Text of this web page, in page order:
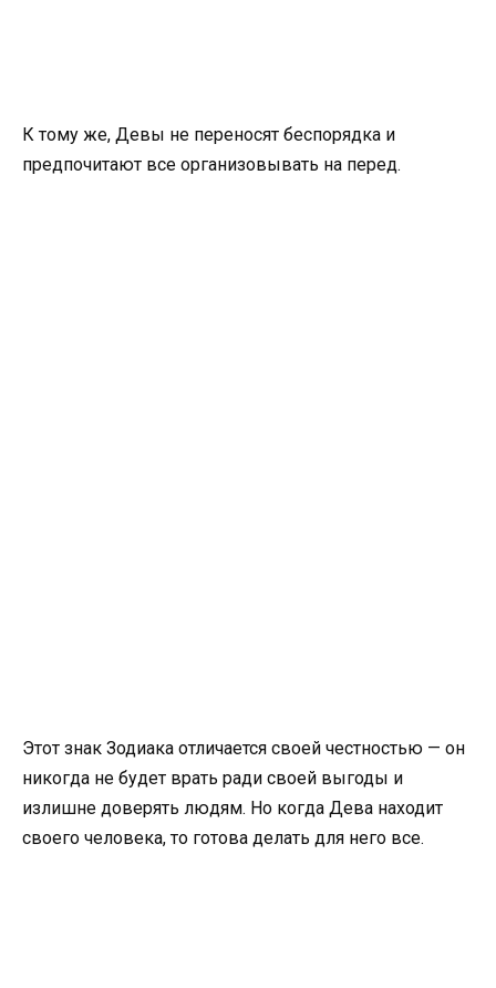
К тому же, Девы не переносят беспорядка и
предпочитают все организовывать на перед.
Этот знак Зодиака отличается своей честностью — он
никогда не будет врать ради своей выгоды и
излишне доверять людям. Но когда Дева находит
своего человека, то готова делать для него все.